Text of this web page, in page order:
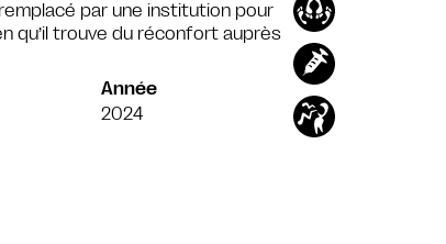
par une institution pour
qu’il trouve du réconfort auprès
Année
2024